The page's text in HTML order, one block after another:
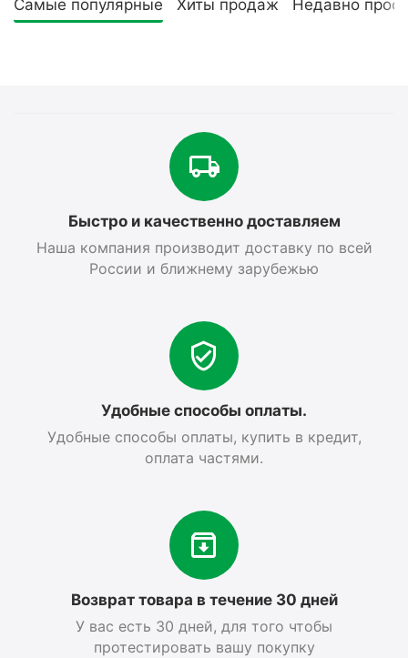
Самые популярные Хиты продаж Недавно
Быстро и качественно доставляем
Наша компания производит доставку по всей
России и ближнему зарубежью
Удобные способы оплаты.
Удобные способы оплаты, купить в кредит,
оплата частями.
Возврат товара в течение 30 дней
У вас есть 30 дней, для того чтобы
протестировать вашу покупку